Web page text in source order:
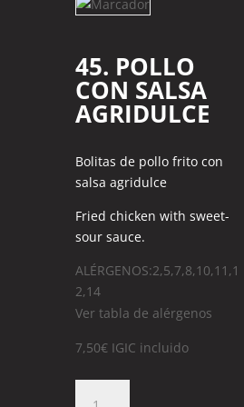
45. POLLO
CON SALSA
AGRIDULCE
Bolitas de pollo frito con
salsa agridulce
Fried chicken with sweet-
sour sauce.
ALÉRGENOS:2,5,7,8,10,11,1
2,14
Ver tabla de alérgenos
7,50€ IGIC incluido